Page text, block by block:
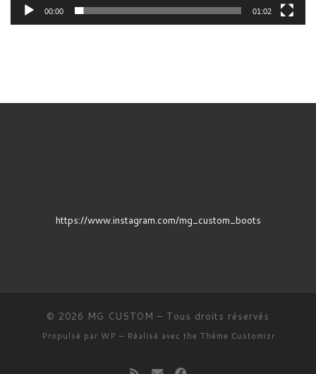
00:00 01:02
https://www.instagram.com/mg_custom_boots
© 2026 MG CUSTOM – Tous droits réservés
Propulsé par WP – Réalisé avec the Thème Customizr